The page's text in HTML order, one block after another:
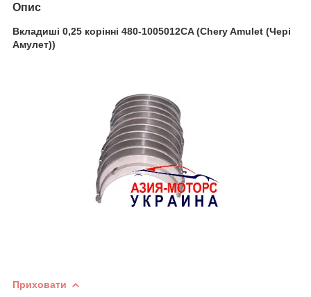
Опис
Вкладиші 0,25 корінні 480-1005012CA (Chery Amulet (Чері
Амулет))
Приховати